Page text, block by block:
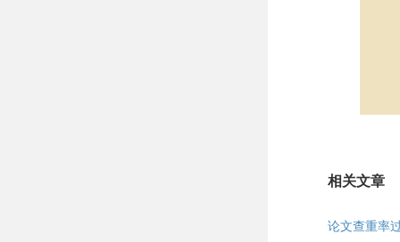
相关文章
论文查重率